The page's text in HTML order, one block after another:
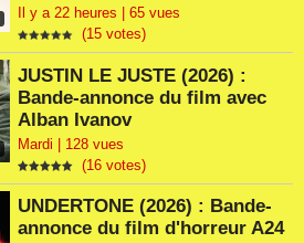
Il y a 22 heures | 65 vues
(15 votes)
JUSTIN LE JUSTE (2026) :
Bande-annonce du film avec
Alban Ivanov
Mardi | 128 vues
(16 votes)
UNDERTONE (2026) : Bande-
annonce du film d'horreur A24